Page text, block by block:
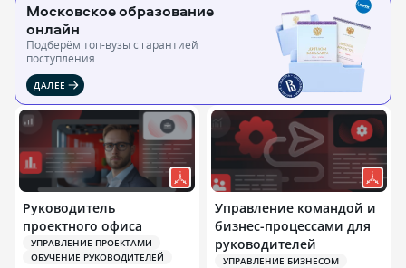
Московское образование
онлайн
Подберём топ-вузы c гарантией
поступления
ДАЛЕЕ
Руководитель
проектного офиса
УПРАВЛЕНИЕ ПРОЕКТАМИ
ОБУЧЕНИЕ РУКОВОДИТЕЛЕЙ
Управление командой и
бизнес-процессами для
руководителей
УПРАВЛЕНИЕ БИЗНЕСОМ